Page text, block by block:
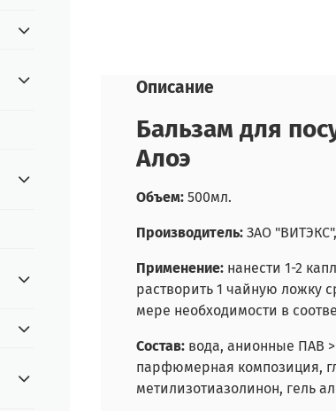
Описание
Бальзам для
Алоэ
Объем:500мл.
Производитель:ЗАО
Применение:нанести 1-2
растворить 1 чайную ложку
мере необходимости в
Состав:вода, анионные ПАВ >
парфюмерная композиция,
метилизотиазолинон, гель